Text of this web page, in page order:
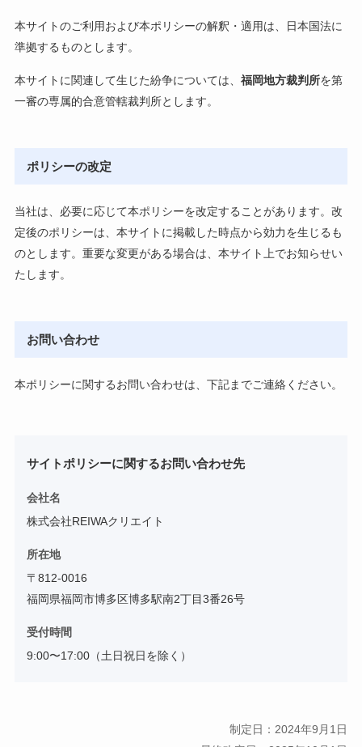
本サイトのご利用および本ポリシーの解釈・適用は、日本国法に
準拠するものとします。
本サイトに関連して生じた紛争については、 福岡地方裁判所を第
一審の専属的合意管轄裁判所とします。
ポリシーの改定
当社は、必要に応じて本ポリシーを改定することがあります。改
定後のポリシーは、本サイトに掲載した時点から効力を生じるも
のとします。重要な変更がある場合は、本サイト上でお知らせい
たします。
お問い合わせ
本ポリシーに関するお問い合わせは、下記までご連絡ください。
サイトポリシーに関するお問い合わせ先
会社名
株式会社REIWAクリエイト
所在地
〒812-0016
福岡県福岡市博多区博多駅南2丁目3番26号
受付時間
9:00〜17:00（土日祝日を除く）
制定日：2024年9月1日